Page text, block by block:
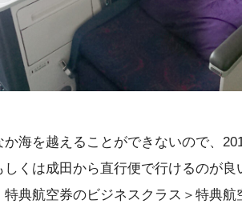
か海を越えることができないので、
しくは成田から直行便で行けるのが
特典航空券のビジネスクラス＞特典